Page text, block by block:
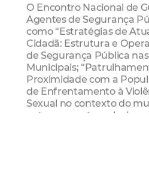
O Encontro Nacional de
Agentes de Segurança
como “Estratégias de
Cidadã: Estrutura e
de Segurança Pública
Municipais;
Proximidade com a
de Enfrentamento à
Sexual no contexto do
outros assuntos